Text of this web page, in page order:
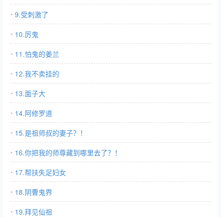
9.受刺激了
10.厉鬼
11.怕鬼的姜兰
12.我不卖挂的
13.面子大
14.阿修罗道
15.是祖师叔的妻子？！
16.你把我的师尊藏到哪里去了？！
17.帮扶失足妇女
18.阴曹鬼界
19.拜见仙祖